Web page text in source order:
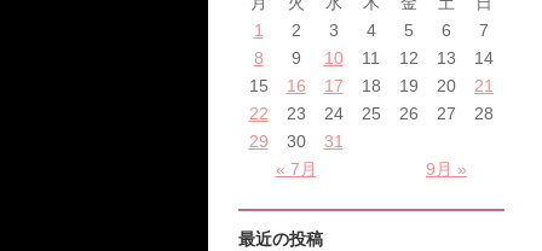
« 7月 9月 »
1 2 3 4 5 6
7
8
9 10 11 12 13
14
15
16 17 18 19 20
21
22
23 24 25 26 27
28
29
30 31
最近の投稿